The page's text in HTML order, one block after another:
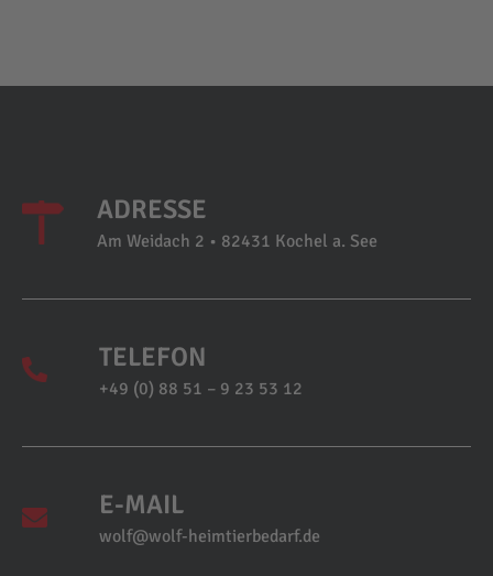
ADRESSE
Am Weidach 2 • 82431 Kochel a. See
TELEFON
+49 (0) 88 51 – 9 23 53 12
E-MAIL
wolf@wolf-heimtierbedarf.de